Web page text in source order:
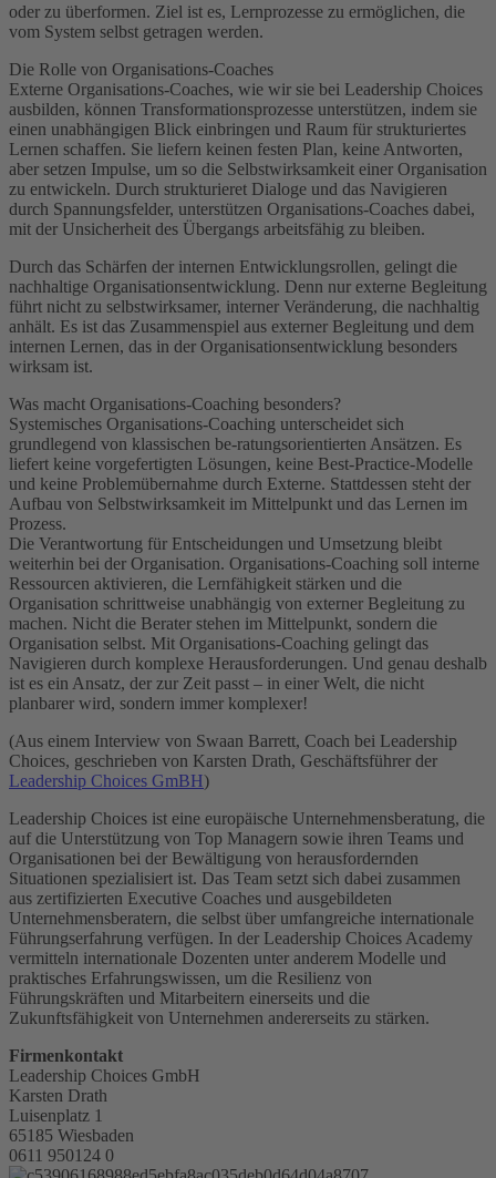
oder zu überformen. Ziel ist es, Lernprozesse zu ermöglichen, die
vom System selbst getragen werden.
Die Rolle von Organisations-Coaches
Externe Organisations-Coaches, wie wir sie bei Leadership Choices
ausbilden, können Transformationsprozesse unterstützen, indem sie
einen unabhängigen Blick einbringen und Raum für strukturiertes
Lernen schaffen. Sie liefern keinen festen Plan, keine Antworten,
aber setzen Impulse, um so die Selbstwirksamkeit einer Organisation
zu entwickeln. Durch strukturieret Dialoge und das Navigieren
durch Spannungsfelder, unterstützen Organisations-Coaches dabei,
mit der Unsicherheit des Übergangs arbeitsfähig zu bleiben.
Durch das Schärfen der internen Entwicklungsrollen, gelingt die
nachhaltige Organisationsentwicklung. Denn nur externe Begleitung
führt nicht zu selbstwirksamer, interner Veränderung, die nachhaltig
anhält. Es ist das Zusammenspiel aus externer Begleitung und dem
internen Lernen, das in der Organisationsentwicklung besonders
wirksam ist.
Was macht Organisations-Coaching besonders?
Systemisches Organisations-Coaching unterscheidet sich
grundlegend von klassischen be-ratungsorientierten Ansätzen. Es
liefert keine vorgefertigten Lösungen, keine Best-Practice-Modelle
und keine Problemübernahme durch Externe. Stattdessen steht der
Aufbau von Selbstwirksamkeit im Mittelpunkt und das Lernen im
Prozess.
Die Verantwortung für Entscheidungen und Umsetzung bleibt
weiterhin bei der Organisation. Organisations-Coaching soll interne
Ressourcen aktivieren, die Lernfähigkeit stärken und die
Organisation schrittweise unabhängig von externer Begleitung zu
machen. Nicht die Berater stehen im Mittelpunkt, sondern die
Organisation selbst. Mit Organisations-Coaching gelingt das
Navigieren durch komplexe Herausforderungen. Und genau deshalb
ist es ein Ansatz, der zur Zeit passt – in einer Welt, die nicht
planbarer wird, sondern immer komplexer!
(Aus einem Interview von Swaan Barrett, Coach bei Leadership
Choices, geschrieben von Karsten Drath, Geschäftsführer der
Leadership Choices GmBH)
Leadership Choices ist eine europäische Unternehmensberatung, die
auf die Unterstützung von Top Managern sowie ihren Teams und
Organisationen bei der Bewältigung von herausfordernden
Situationen spezialisiert ist. Das Team setzt sich dabei zusammen
aus zertifizierten Executive Coaches und ausgebildeten
Unternehmensberatern, die selbst über umfangreiche internationale
Führungserfahrung verfügen. In der Leadership Choices Academy
vermitteln internationale Dozenten unter anderem Modelle und
praktisches Erfahrungswissen, um die Resilienz von
Führungskräften und Mitarbeitern einerseits und die
Zukunftsfähigkeit von Unternehmen andererseits zu stärken.
Firmenkontakt
Leadership Choices GmbH
Karsten Drath
Luisenplatz 1
65185 Wiesbaden
0611 950124 0